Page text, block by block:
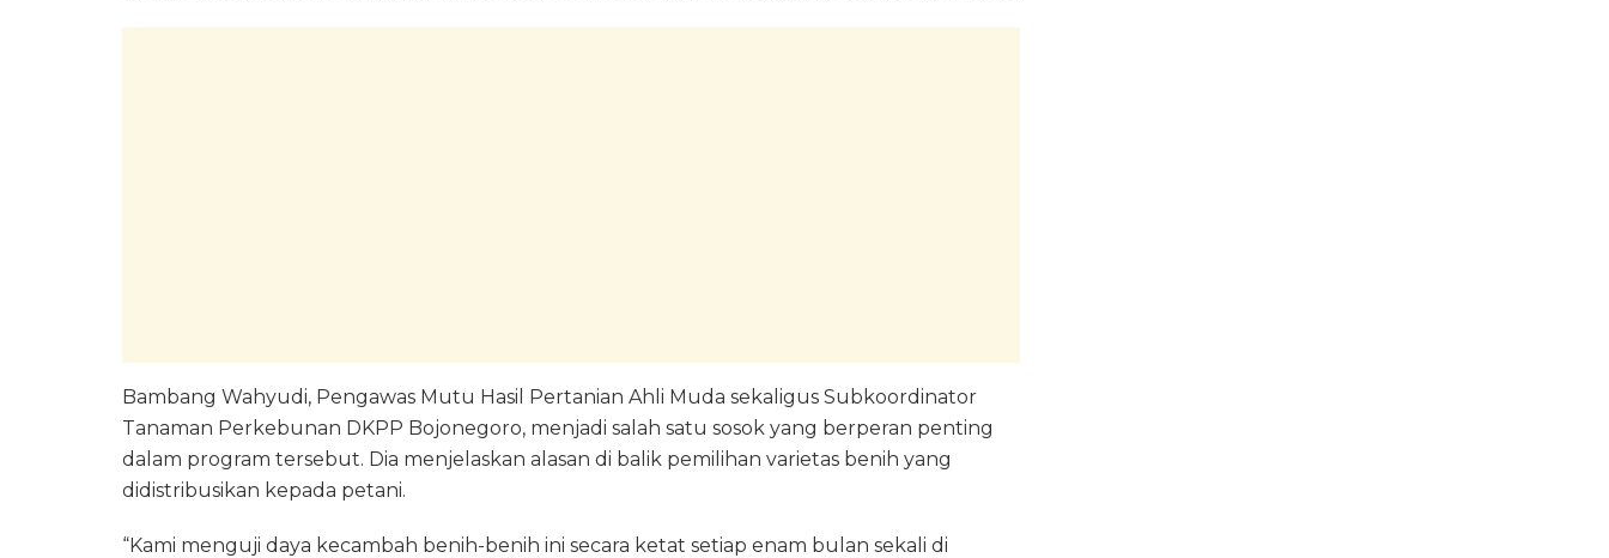
Bambang Wahyudi, Pengawas Mutu Hasil Pertanian Ahli Muda sekaligus Subkoordinator
Tanaman Perkebunan DKPP Bojonegoro, menjadi salah satu sosok yang berperan penting
dalam program tersebut. Dia menjelaskan alasan di balik pemilihan varietas benih yang
didistribusikan kepada petani.
“Kami menguji daya kecambah benih-benih ini secara ketat setiap enam bulan sekali di